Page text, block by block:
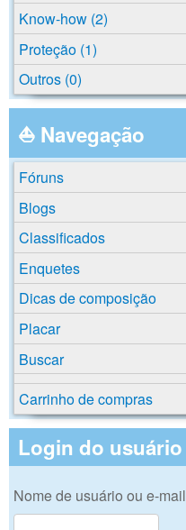
Know-how (2)
Proteção (1)
Outros (0)
⛵ Navegação
Fóruns
Blogs
Classificados
Enquetes
Dicas de composição
Placar
Buscar
Carrinho de compras
Login do usuário
Nome de usuário ou e-mail